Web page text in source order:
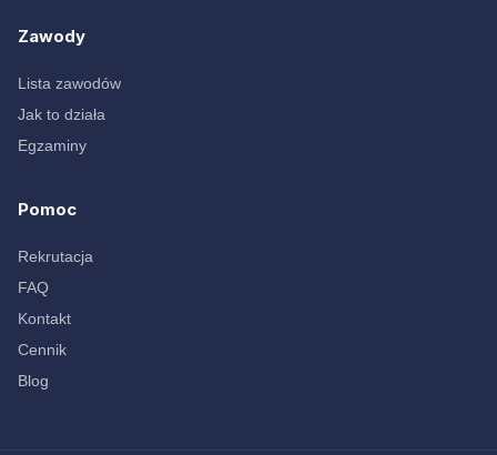
Zawody
Lista zawodów
Jak to działa
Egzaminy
Pomoc
Rekrutacja
FAQ
Kontakt
Cennik
Blog